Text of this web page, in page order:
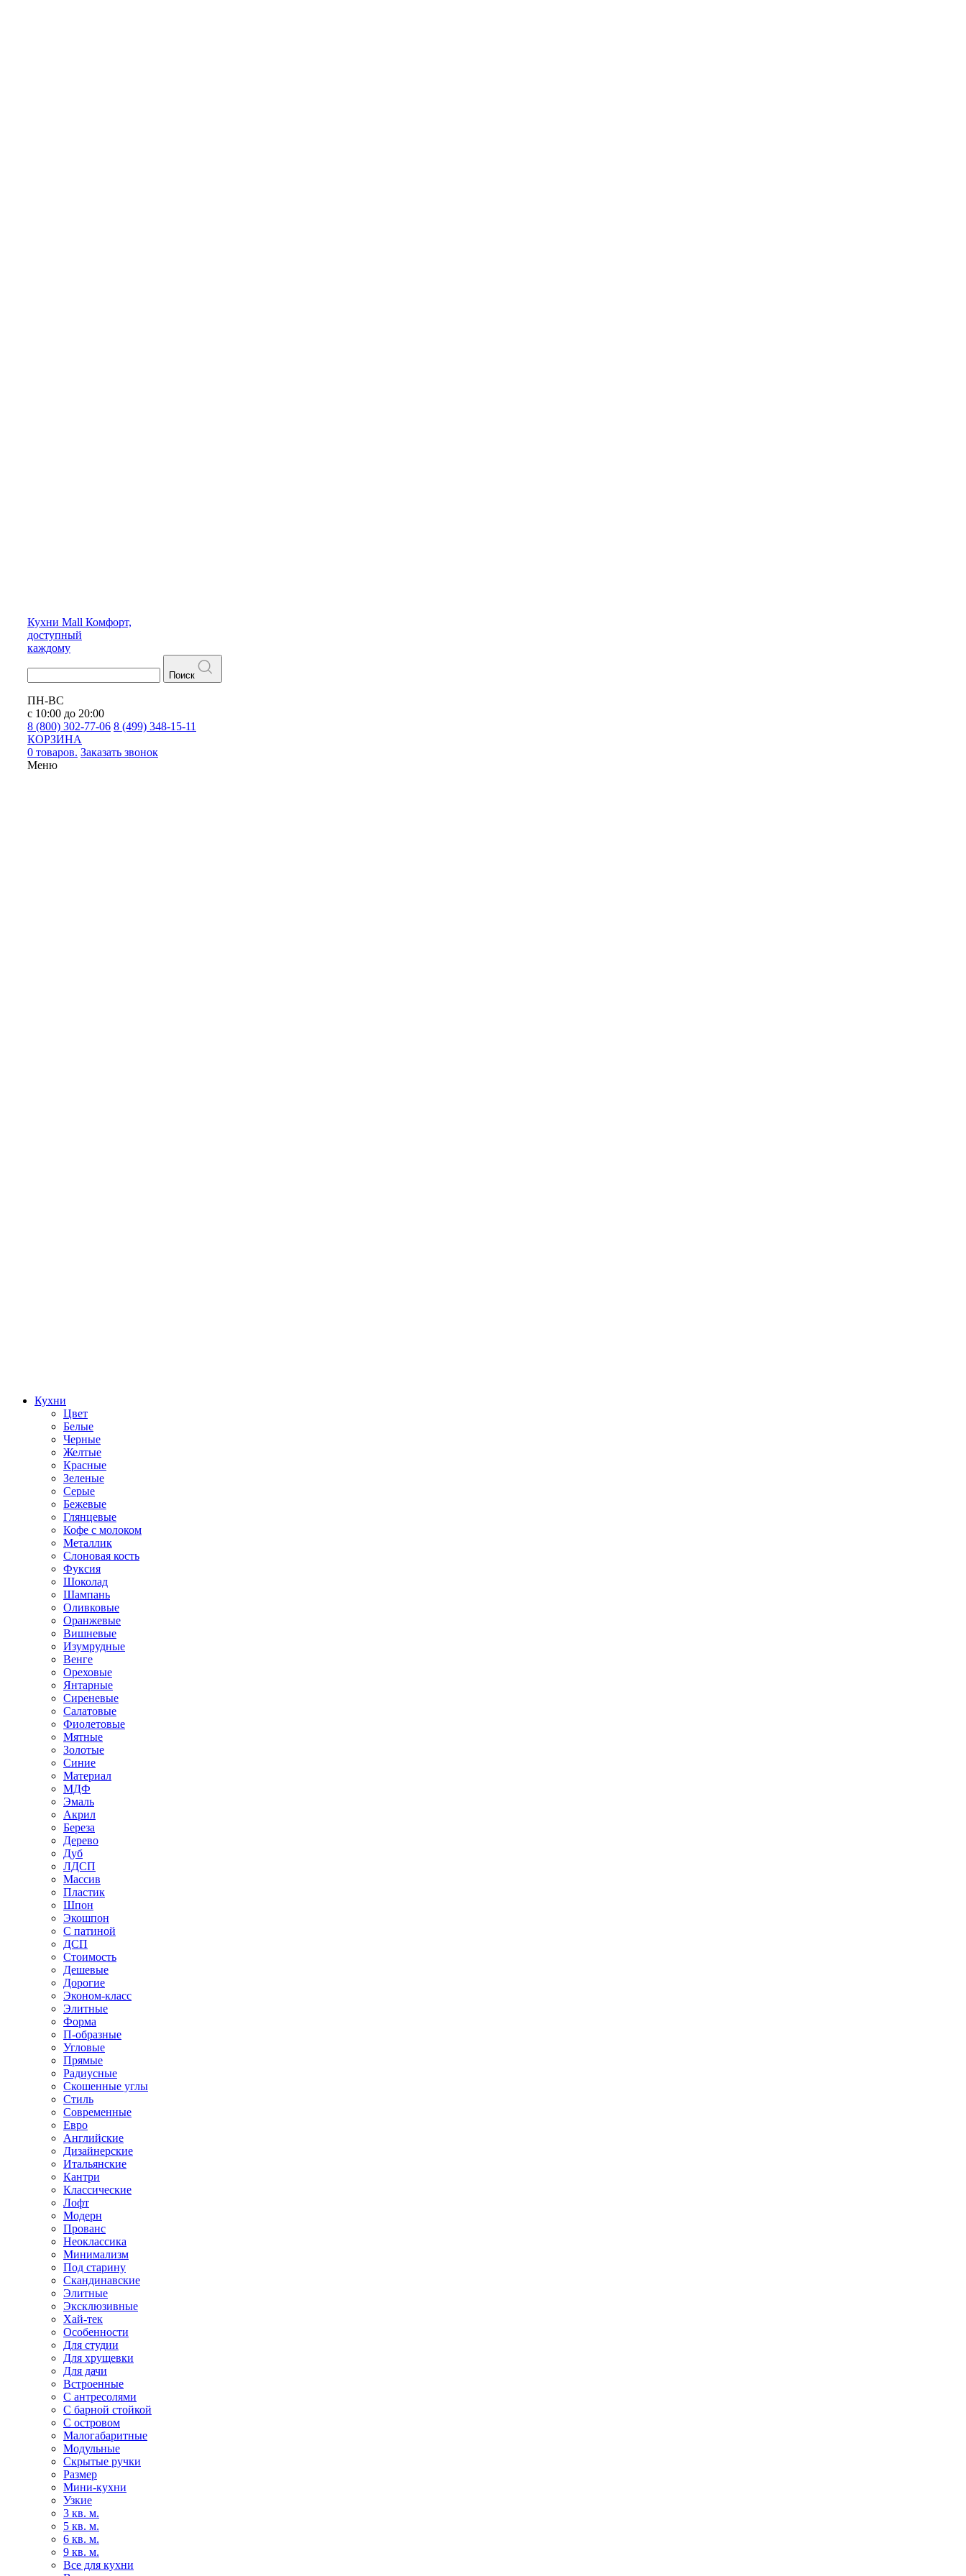
Кухни Mall Комфорт,
доступный
каждому
Поиск
ПН-ВС
с 10:00 до 20:00
8 (800) 302-77-06 8 (499) 348-15-11
КОРЗИНА
0 товаров. Заказать звонок
Меню
Кухни
Цвет
Белые
Черные
Желтые
Красные
Зеленые
Серые
Бежевые
Глянцевые
Кофе с молоком
Металлик
Слоновая кость
Фуксия
Шоколад
Шампань
Оливковые
Оранжевые
Вишневые
Изумрудные
Венге
Ореховые
Янтарные
Сиреневые
Салатовые
Фиолетовые
Мятные
Золотые
Синие
Материал
МДФ
Эмаль
Акрил
Береза
Дерево
Дуб
ЛДСП
Массив
Пластик
Шпон
Экошпон
С патиной
ДСП
Стоимость
Дешевые
Дорогие
Эконом-класс
Элитные
Форма
П-образные
Угловые
Прямые
Радиусные
Скошенные углы
Стиль
Современные
Евро
Английские
Дизайнерские
Итальянские
Кантри
Классические
Лофт
Модерн
Прованс
Неоклассика
Минимализм
Под старину
Скандинавские
Элитные
Эксклюзивные
Хай-тек
Особенности
Для студии
Для хрущевки
Для дачи
Встроенные
С антресолями
С барной стойкой
С островом
Малогабаритные
Модульные
Скрытые ручки
Размер
Мини-кухни
Узкие
3 кв. м.
5 кв. м.
6 кв. м.
9 кв. м.
Все для кухни